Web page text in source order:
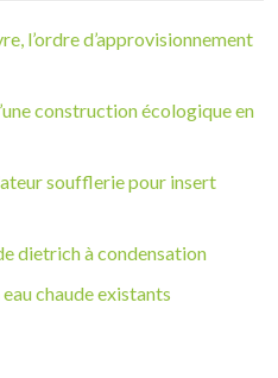
l’ordre d’approvisionnement
construction écologique en
soufflerie pour insert
dietrich à condensation
chaude existants